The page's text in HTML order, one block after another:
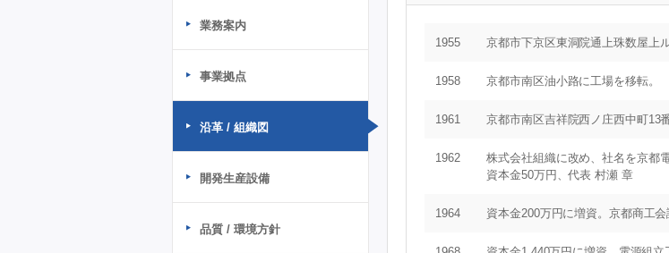
1955 京都市下京区東洞院通上珠数屋上
1958 京都市南区油小路に工場を移転。
1961 京都市南区吉祥院西ノ庄西中町13
1962
株式会社組織に改め、社名を京都
資本金50万円、代表 村瀬 章
1964 資本金200万円に増資。京都商工会
業務案内
事業拠点
沿革 / 組織図
開発生産設備
品質 / 環境方針